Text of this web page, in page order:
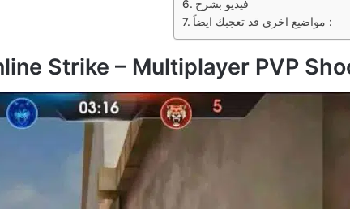
مواضيع اخري قد تعجبك ايضاً :